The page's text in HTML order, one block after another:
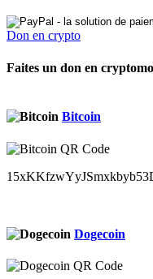
Don en crypto
Faites un don en
Bitcoin
Dogecoin